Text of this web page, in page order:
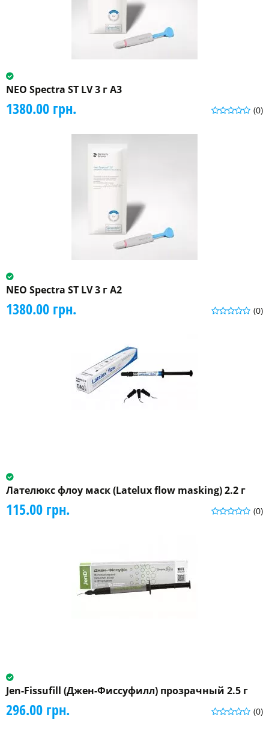
NEO Spectra ST LV 3 г A3
(0)
1380.00 грн.
NEO Spectra ST LV 3 г A2
(0)
1380.00 грн.
Лателюкс флоу маск (Latelux flow masking) 2.2 г
(0)
115.00 грн.
Jen-Fissufill (Джен-Фиссуфилл) прозрачный 2.5 г
(0)
296.00 грн.